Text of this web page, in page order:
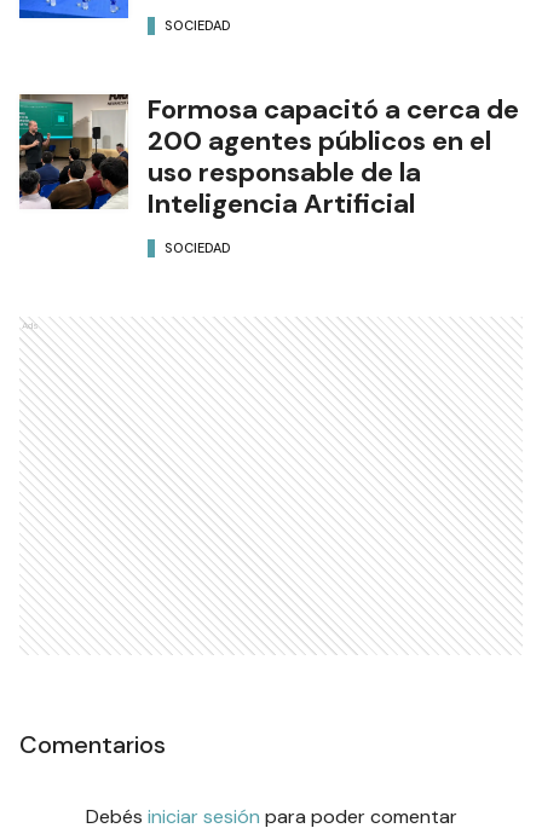
SOCIEDAD
Formosa capacitó a cerca de
200 agentes públicos en el
uso responsable de la
Inteligencia Artificial
SOCIEDAD
Ads
Comentarios
Debés iniciar sesión para poder comentar